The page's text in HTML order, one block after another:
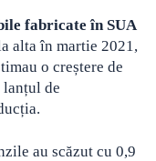
fabricate în SUA
alta în martie 2021,
o creștere de
lanțul de
au scăzut cu 0,9